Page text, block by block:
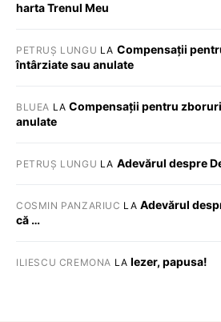
harta Trenul Meu
PETRUȘ LUNGU LA Compensații
întârziate sau anulate
BLUEA LACompensații pentru
anulate
PETRUȘ LUNGU LA Adevărul despre
COSMIN PANZARIUC LA Adevărul
că …
ILIESCU CREMONA LA Iezer, papusa!